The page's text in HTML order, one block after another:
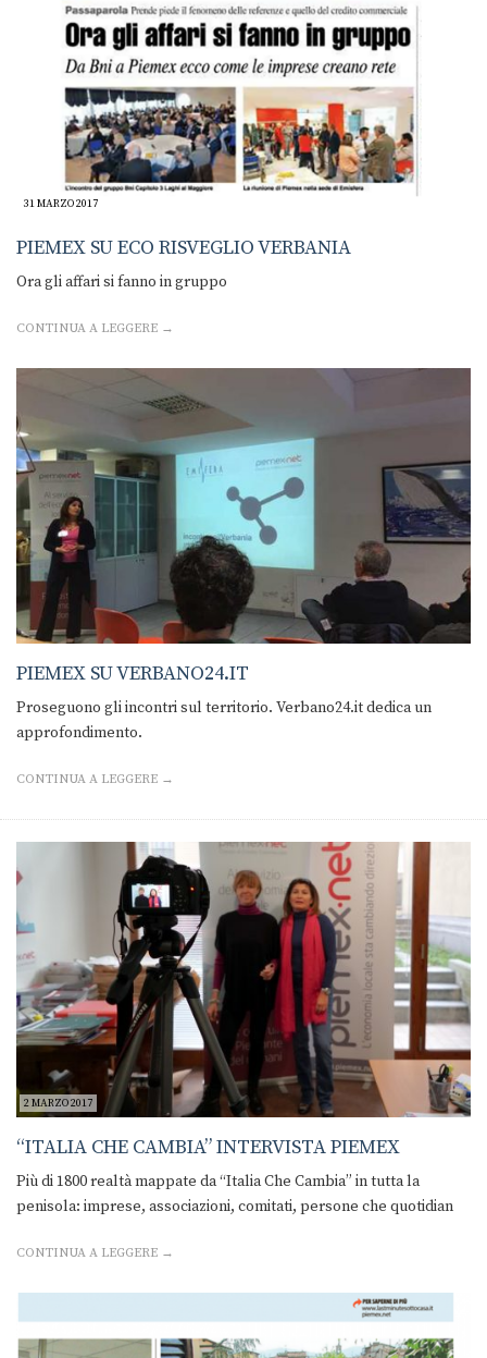
31 MARZO 2017
PIEMEX SU ECO RISVEGLIO VERBANIA
Ora gli affari si fanno in gruppo
CONTINUA A LEGGERE →
PIEMEX SU VERBANO24.IT
Proseguono gli incontri sul territorio. Verbano24.it dedica un
approfondimento.
CONTINUA A LEGGERE →
2 MARZO 2017
“ITALIA CHE CAMBIA” INTERVISTA PIEMEX
Più di 1800 realtà mappate da “Italia Che Cambia” in tutta la
penisola: imprese, associazioni, comitati, persone che quotidian
CONTINUA A LEGGERE →